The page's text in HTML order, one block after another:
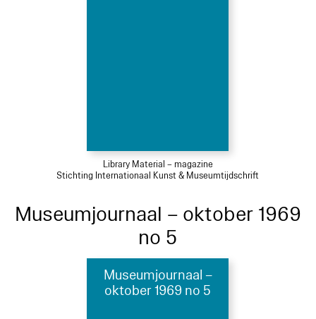
Library Material – magazine
Stichting Internationaal Kunst & Museumtijdschrift
Museumjournaal – oktober 1969
no 5
Museumjournaal –
oktober 1969 no 5